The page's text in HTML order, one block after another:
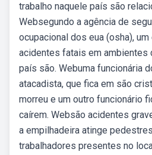
trabalho naquele país são
Websegundo a agência de
ocupacional dos eua (osha),
acidentes fatais em ambientes
país são. Webuma funcionária
atacadista, que fica em são
morreu e um outro funcionário
caírem. Websão acidentes
a empilhadeira atinge
trabalhadores presentes no